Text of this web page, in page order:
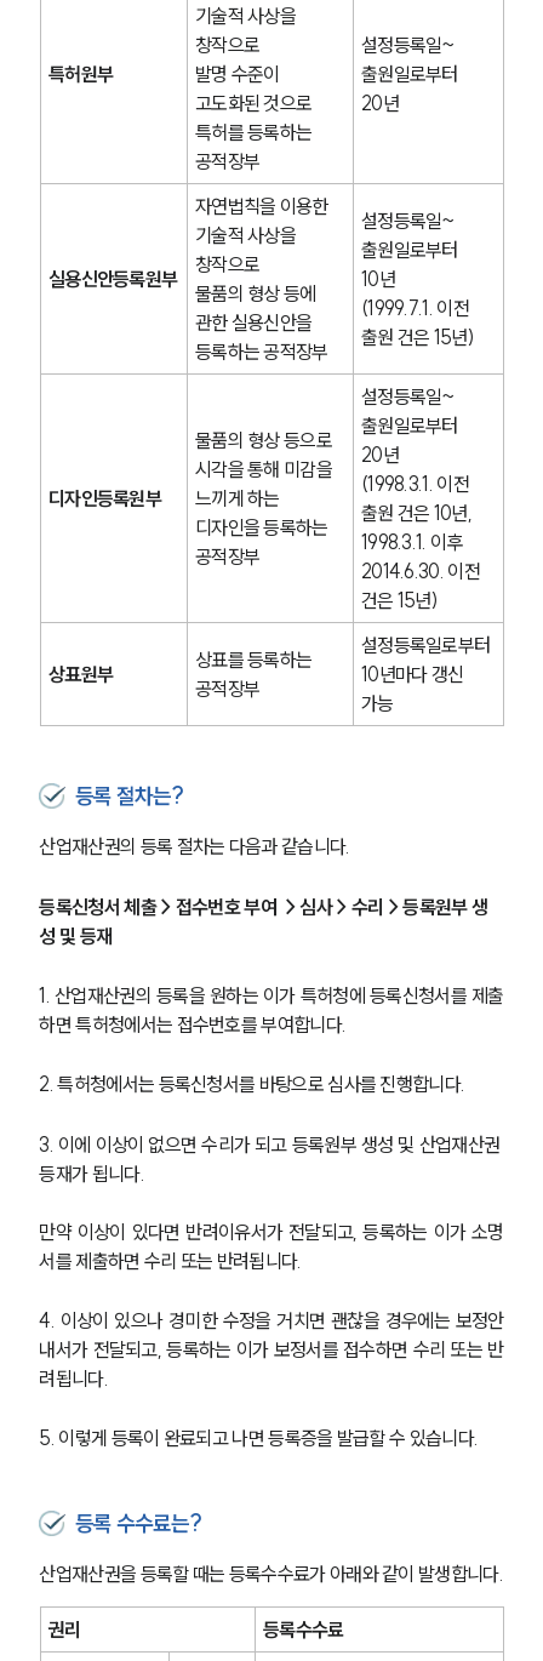
그룹소개
대륜의 강점
글로벌 파트너 로펌
고객의 소리
업무사례
주요 업무사례
사례분석/최신동향
고객후기
전체
특허원부
기술적 사상을
창작으로
발명 수준이
고도화된 것으로
특허를 등록하는
공적장부
설정등록일~
출원일로부터
20년
실용신안등록원부
자연법칙을 이용한
기술적 사상을
창작으로
물품의 형상 등에
관한 실용신안을
등록하는 공적장부
설정등록일~
출원일로부터
10년
(1999.7.1. 이전
출원 건은 15년)
디자인등록원부
물품의 형상 등으로
시각을 통해 미감을
느끼게 하는
디자인을 등록하는
공적장부
설정등록일~
출원일로부터
20년
(1998.3.1. 이전
출원 건은 10년,
1998.3.1. 이후
2014.6.30. 이전
건은 15년)
상표원부
상표를 등록하는
공적장부
설정등록일로부터
10년마다 갱신
가능
등록 절차는?
산업재산권의 등록 절차는 다음과 같습니다.
등록신청서 체출 > 접수번호 부여  > 심사 > 수리 > 등록원부 생
성 및 등재
1. 산업재산권의 등록을 원하는 이가 특허청에 등록신청서를 제출
하면 특허청에서는 접수번호를 부여합니다.
2. 특허청에서는 등록신청서를 바탕으로 심사를 진행합니다.
3. 이에 이상이 없으면 수리가 되고 등록원부 생성 및 산업재산권
등재가 됩니다.
만약 이상이 있다면 반려이유서가 전달되고, 등록하는 이가 소명
서를 제출하면 수리 또는 반려됩니다.
4. 이상이 있으나 경미한 수정을 거치면 괜찮을 경우에는 보정안
내서가 전달되고, 등록하는 이가 보정서를 접수하면 수리 또는 반
려됩니다.
5. 이렇게 등록이 완료되고 나면 등록증을 발급할 수 있습니다.
등록 수수료는?
산업재산권을 등록할 때는 등록수수료가 아래와 같이 발생합니다.
권리 등록수수료